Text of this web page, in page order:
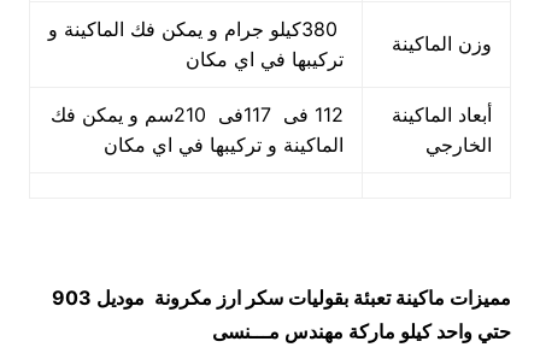
وزن الماكينة
380كيلو جرام و يمكن فك الماكينة و
تركيبها في اي مكان
أبعاد الماكينة
الخارجي
112 فى 117فى 210سم و يمكن فك
الماكينة و تركيبها في اي مكان
مميزات ماكينة تعبئة بقوليات سكر ارز مكرونة
موديل 903
حتي واحد كيلو ماركة مهندس مـــنسى